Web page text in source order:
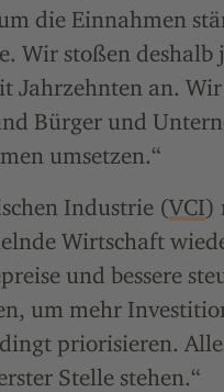
die Einnahmen
Wir stoßen deshalb
Jahrzehnten an.
Bürger und
umsetzen.“
Industrie (VCI)
Wirtschaft
und bessere
um mehr
priorisieren.
Stelle stehen.“